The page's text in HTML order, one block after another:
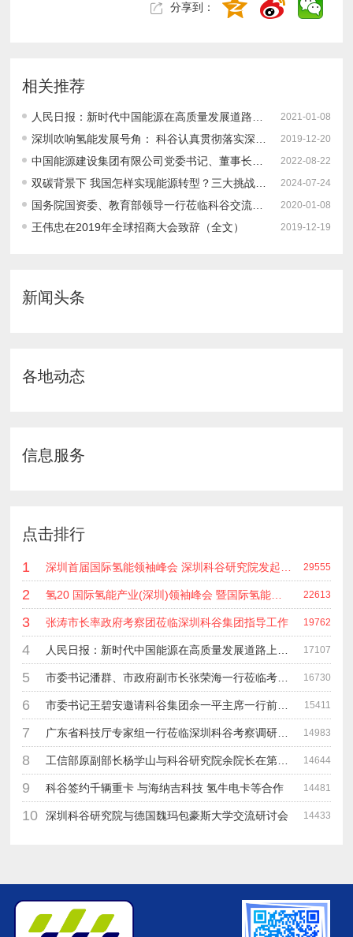
分享到：
相关推荐
人民日报：新时代中国能源在高质量发展道路上奋勇前进 2021-01-08
深圳吹响氢能发展号角： 科谷认真贯彻落实深圳市2019全球招商大会精神 全方位布局六个前沿方向之一：氢燃料电池产业 2019-12-20
中国能源建设集团有限公司党委书记、董事长宋海良：坚持系统观念统筹推进“双碳”目标实施 2022-08-22
双碳背景下 我国怎样实现能源转型？三大挑战、转型路径、发展建议 2024-07-24
国务院国资委、教育部领导一行莅临科谷交流座谈 探讨新形势下科谷人才培养定位和方向 2020-01-08
王伟忠在2019年全球招商大会致辞（全文） 2019-12-19
新闻头条
各地动态
信息服务
点击排行
1 深圳首届国际氢能领袖峰会 深圳科谷研究院发起主办 在深能源集团成功召开 会上相关单位 研发机构 龙头企业等签约合作 29555
2 氢20 国际氢能产业(深圳)领袖峰会 暨国际氢能产业链展览会 22613
3 张涛市长率政府考察团莅临深圳科谷集团指导工作 19762
4 人民日报：新时代中国能源在高质量发展道路上奋勇前进 17107
5 市委书记潘群、市政府副市长张荣海一行莅临考察指导工作 16730
6 市委书记王碧安邀请科谷集团余一平主席一行前往工业转移园考察合作 15411
7 广东省科技厅专家组一行莅临深圳科谷考察调研“未来能源中心”项目 14983
8 工信部原副部长杨学山与科谷研究院余院长在第九届中电博览会交流 14644
9 科谷签约千辆重卡 与海纳吉科技 氢牛电卡等合作 14481
10 深圳科谷研究院与德国魏玛包豪斯大学交流研讨会 14433